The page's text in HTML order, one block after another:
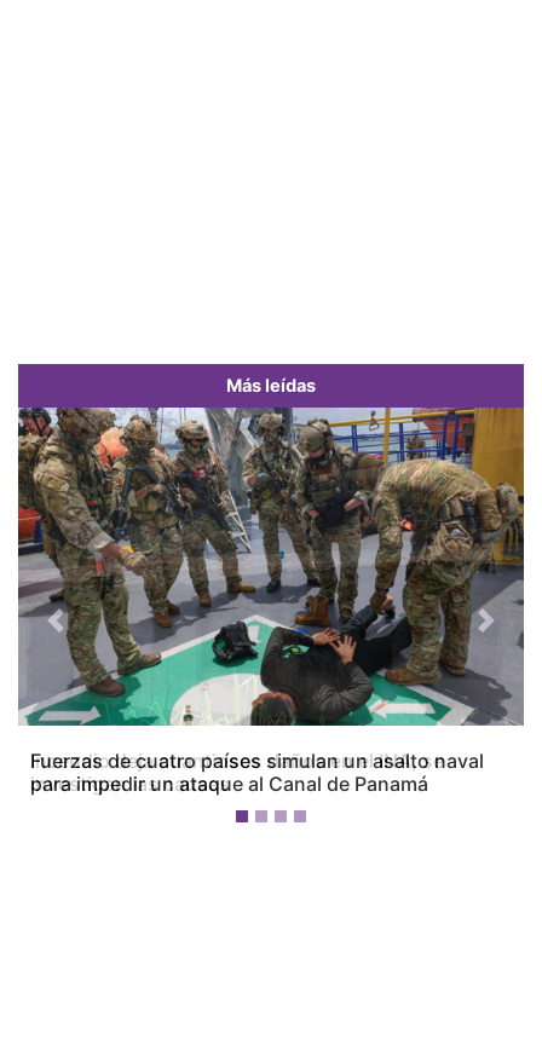
Más leídas
Fuerzas de cuatro países simulan un asalto naval
para impedir un ataque al Canal de Panamá
Previous Next